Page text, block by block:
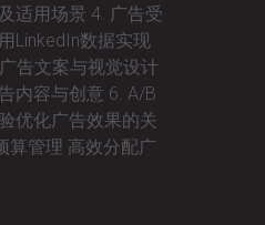
适用场景 4. 广告受
LinkedIn数据实现
告文案与视觉设计
内容与创意 6. A/B
优化广告效果的关
算管理 高效分配广